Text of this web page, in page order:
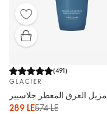
(491)
GLACIER
مزيل العرق المعطر جلاسيير
289 LE574 LE